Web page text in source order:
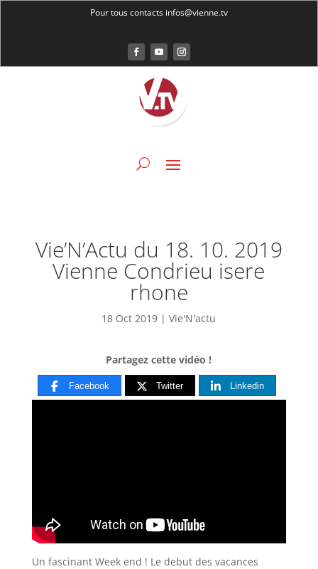
Pour tous contacts infos@vienne.tv
Vie’N’Actu du 18. 10. 2019
Vienne Condrieu isere
rhone
18 Oct 2019 |Vie'N'actu
Partagez cette vidéo !
Facebook Twitter Linkedin
Un fascinant Week end ! Le debut des vacances